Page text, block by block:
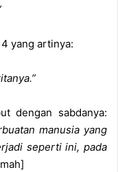
yang artinya:
dengan sabdanya:
manusia yang
seperti ini, pada